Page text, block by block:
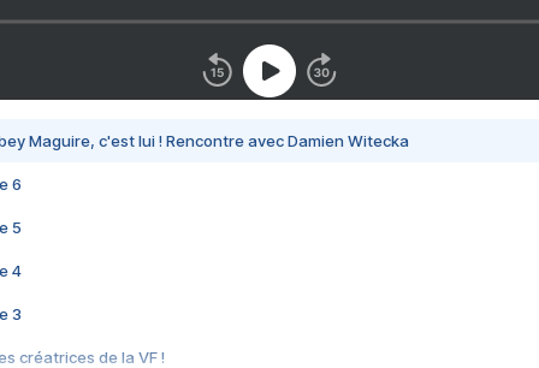
Maguire, c'est lui ! Rencontre avec Damien Witecka
6
5
4
3
créatrices de la VF !